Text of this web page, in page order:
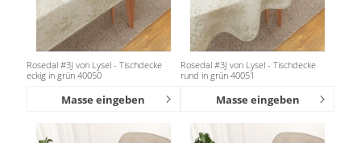
Rosedal #3J von Lysel - Tischdecke
eckig in grün 40050
Masse eingeben
Rosedal #3J von Lysel - Tischdecke
rund in grün 40051
Masse eingeben